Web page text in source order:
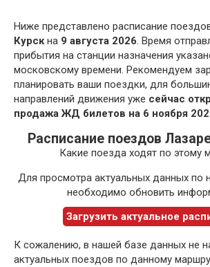
Ниже представлено расписание
Курскна 9 августа 2026. Время
прибытия на станции назначения
московскому времени. Рекомендуем
планировать ваши поездки, для
направлений движения уже сейчас
продажа ЖД билетов на 6 ноября
Расписание поездов
Какие поезда ходят по этому
Для просмотра актуальных данных по
необходимо обновить
Загрузить актуальное
К сожалению, в нашей базе данных не
актуальных поездов по данному